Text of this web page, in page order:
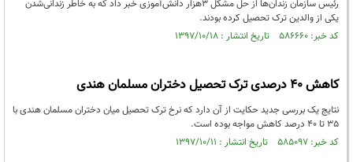
رئیس سازمان زندان‌ها از حل مشکل ۳هزار دانش‌آموزی خبر داد که به خاطر زندانی‌شدن
یکی از والدین ترک تحصیل کرده بودند.
کد خبر: ۵۸۶۶۶۰ تاریخ انتشار : ۱۳۹۷/۱۰/۱۸
کاهش 40 درصدی ترک تحصیل دختران مسلمان هندی
نتایج یک بررسی جدید حکایت از‌ آن دارد که نرخ ترک تحصیل میان دختران مسلمان هندی با
35 تا 40 درصد کاهش مواجه بوده است.
کد خبر: ۵۸۵۰۹۷ تاریخ انتشار : ۱۳۹۷/۱۰/۱۱